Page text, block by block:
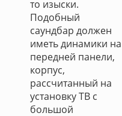
то изыски.
Подобный
саундбар должен
иметь динамики на
передней панели,
корпус,
рассчитанный на
установку ТВ с
большой